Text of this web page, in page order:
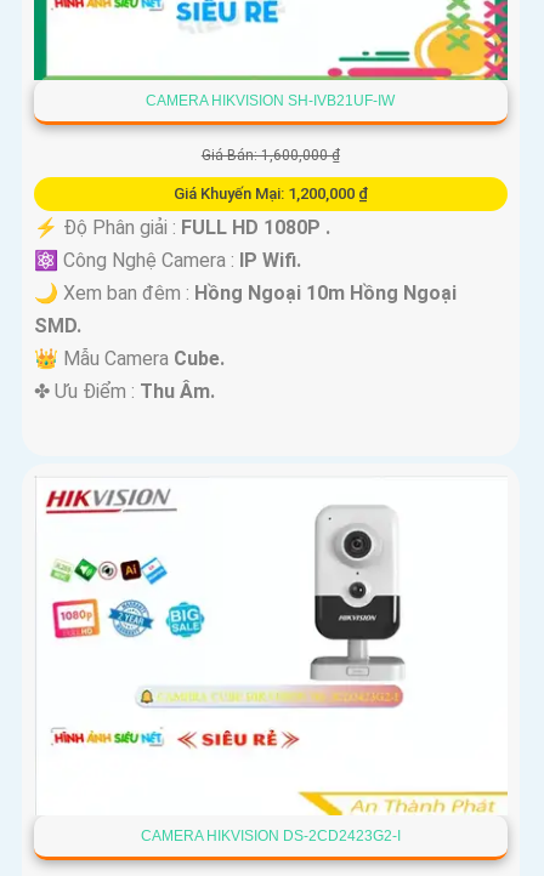
CAMERA HIKVISION SH-IVB21UF-IW
Giá Bán: 1,600,000 ₫
Giá Khuyến Mại: 1,200,000 ₫
️⚡ Độ Phân giải : FULL HD 1080P .
⚛️ Công Nghệ Camera :
IP Wifi.
🌙 Xem ban đêm : Hồng Ngoại 10m Hồng Ngoại
SMD.
👑 Mẫu Camera Cube.
️✤ Ưu Điểm : Thu Âm.
CAMERA HIKVISION DS-2CD2423G2-I